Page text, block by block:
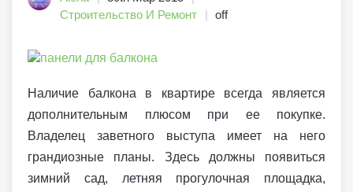
Строительство И Ремонт
off
Наличие балкона в квартире всегда является
дополнительным плюсом при ее покупке.
Владелец заветного выступа имеет на него
грандиозные планы. Здесь должны появиться
зимний сад, летняя прогулочная площадка,